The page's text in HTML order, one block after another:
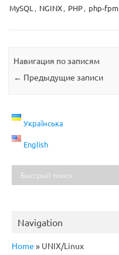
MySQL , NGINX, PHP, php-fpm
Навигация по записям
← Предыдущие записи
Українська
English
Navigation
Home » UNIX/Linux